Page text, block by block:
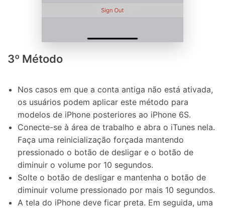
3º Método
Nos casos em que a conta antiga não está ativada,
os usuários podem aplicar este método para
modelos de iPhone posteriores ao iPhone 6S.
Conecte-se à área de trabalho e abra o iTunes nela.
Faça uma reinicialização forçada mantendo
pressionado o botão de desligar e o botão de
diminuir o volume por 10 segundos.
Solte o botão de desligar e mantenha o botão de
diminuir volume pressionado por mais 10 segundos.
A tela do iPhone deve ficar preta. Em seguida, uma